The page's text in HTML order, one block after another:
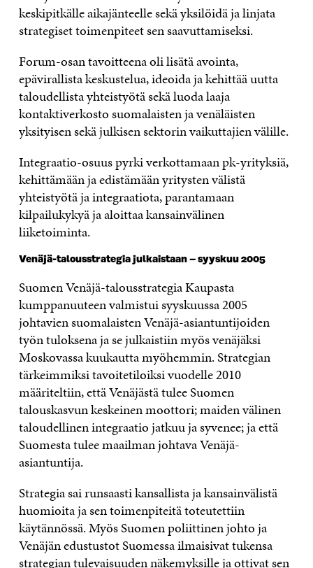
keskipitkälle aikajänteelle sekä yksilöidä ja linjata
strategiset toimenpiteet sen saavuttamiseksi.
Forum-osan tavoitteena oli lisätä avointa,
epävirallista keskustelua, ideoida ja kehittää uutta
taloudellista yhteistyötä sekä luoda laaja
kontaktiverkosto suomalaisten ja venäläisten
yksityisen sekä julkisen sektorin vaikuttajien välille.
Integraatio-osuus pyrki verkottamaan pk-yrityksiä,
kehittämään ja edistämään yritysten välistä
yhteistyötä ja integraatiota, parantamaan
kilpailukykyä ja aloittaa kansainvälinen
liiketoiminta.
Venäjä-talousstrategia julkaistaan – syyskuu 2005
Suomen Venäjä-talousstrategia Kaupasta
kumppanuuteen valmistui syyskuussa 2005
johtavien suomalaisten Venäjä-asiantuntijoiden
työn tuloksena ja se julkaistiin myös venäjäksi
Moskovassa kuukautta myöhemmin. Strategian
tärkeimmiksi tavoitetiloiksi vuodelle 2010
määriteltiin, että Venäjästä tulee Suomen
talouskasvun keskeinen moottori; maiden välinen
taloudellinen integraatio jatkuu ja syvenee; ja että
Suomesta tulee maailman johtava Venäjä-
asiantuntija.
Strategia sai runsaasti kansallista ja kansainvälistä
huomioita ja sen toimenpiteitä toteutettiin
käytännössä. Myös Suomen poliittinen johto ja
Venäjän edustustot Suomessa ilmaisivat tukensa
strategian tulevaisuuden näkemyksille ja ottivat sen